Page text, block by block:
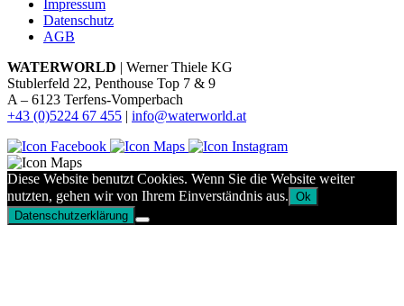
Impressum
Datenschutz
AGB
WATERWORLD | Werner Thiele KG
Stublerfeld 22, Penthouse Top 7 & 9
A – 6123 Terfens-Vomperbach
+43 (0)5224 67 455 | info@waterworld.at
Diese Website benutzt Cookies. Wenn Sie die Website weiter
nutzten, gehen wir von Ihrem Einverständnis aus. Ok
Datenschutzerklärung